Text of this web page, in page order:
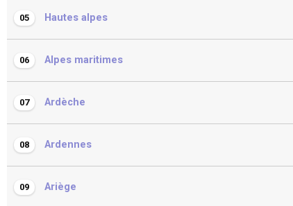
05 Hautes alpes
06 Alpes maritimes
07 Ardèche
08 Ardennes
09 Ariège